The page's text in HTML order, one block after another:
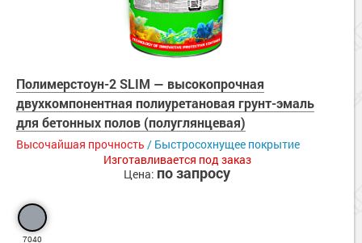
Полимерстоун-2 SLIM — высокопрочная
двухкомпонентная полиуретановая грунт-эмаль
для бетонных полов (полуглянцевая)
Высочайшая прочность / Быстросохнущее покрытие
Изготавливается под заказ
Цена: по запросу
7040